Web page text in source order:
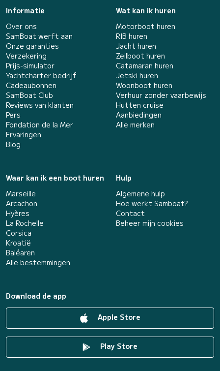
Informatie
Over ons
SamBoat werft aan
Onze garanties
Verzekering
Prijs-simulator
Yachtcharter bedrijf
Cadeaubonnen
SamBoat Club
Reviews van klanten
Pers
Fondation de la Mer
Ervaringen
Blog
Wat kan ik huren
Motorboot huren
RIB huren
Jacht huren
Zeilboot huren
Catamaran huren
Jetski huren
Woonboot huren
Verhuur zonder vaarbewijs
Hutten cruise
Aanbiedingen
Alle merken
Waar kan ik een boot huren
Marseille
Arcachon
Hyères
La Rochelle
Corsica
Kroatië
Baléaren
Alle bestemmingen
Hulp
Algemene hulp
Hoe werkt Samboat?
Contact
Beheer mijn cookies
Download de app
Apple Store
Play Store